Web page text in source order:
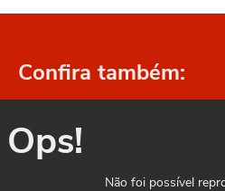
Confira também:
Ops!
Não foi possível